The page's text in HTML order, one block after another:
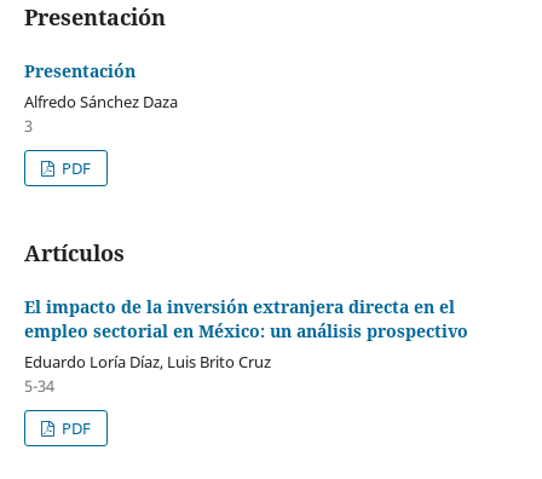
Presentación
Presentación
Alfredo Sánchez Daza
3
PDF
Artículos
El impacto de la inversión extranjera directa en el
empleo sectorial en México: un análisis prospectivo
Eduardo Loría Díaz, Luis Brito Cruz
5-34
PDF